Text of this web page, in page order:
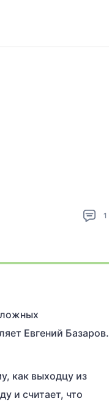
1
Евгений Базаров.
как выходцу из
и считает, что